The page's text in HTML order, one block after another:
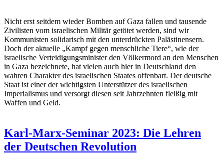
Nicht erst seitdem wieder Bomben auf Gaza fallen und tausende
Zivilisten vom israelischen Militär getötet werden, sind wir
Kommunisten solidarisch mit den unterdrückten Palästinensern.
Doch der aktuelle „Kampf gegen menschliche Tiere“, wie der
israelische Verteidigungsminister den Völkermord an den Menschen
in Gaza bezeichnete, hat vielen auch hier in Deutschland den
wahren Charakter des israelischen Staates offenbart. Der deutsche
Staat ist einer der wichtigsten Unterstützer des israelischen
Imperialismus und versorgt diesen seit Jahrzehnten fleißig mit
Waffen und Geld.
Karl-Marx-Seminar 2023: Die Lehren
der Deutschen Revolution